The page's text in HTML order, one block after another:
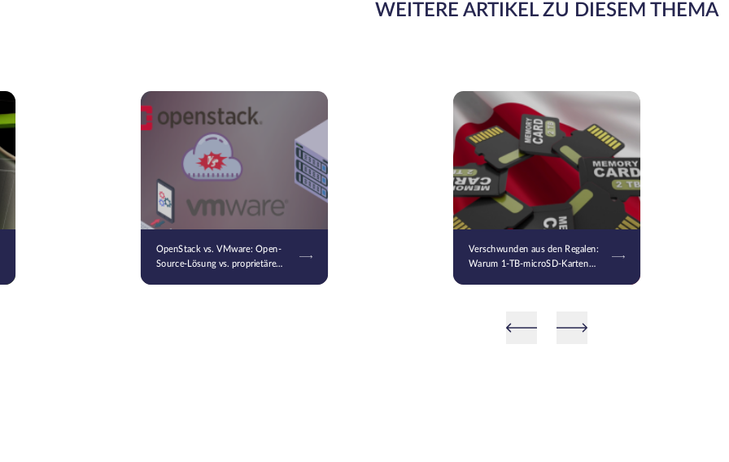
WEITERE ARTIKEL ZU DIESEM THEMA
OpenStack vs. VMware: Open-
Source-Lösung vs. proprietäre
Verschwunden aus den Regalen:
Warum 1-TB-microSD-Karten